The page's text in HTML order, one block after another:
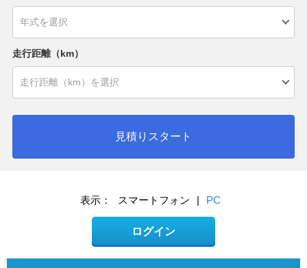
走行距離（km）
見積りスタート
表示： スマートフォン | PC
ログイン